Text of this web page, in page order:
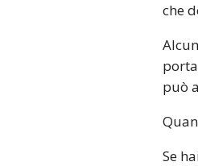
che
può
Se